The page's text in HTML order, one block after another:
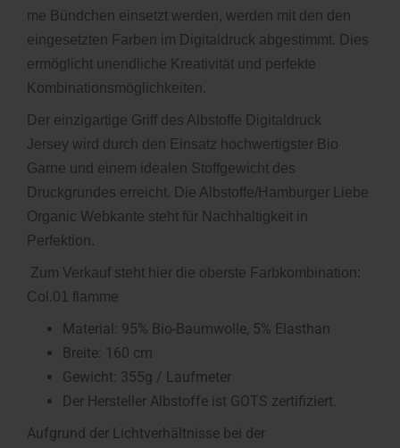
me Bündchen einsetzt werden, werden mit den den
eingesetzten Farben im Digitaldruck abgestimmt. Dies
ermöglicht unendliche Kreativität und perfekte
Kombinationsmöglichkeiten.
Der einzigartige Griff des Albstoffe Digitaldruck
Jersey wird durch den Einsatz hochwertigster Bio
Garne und einem idealen Stoffgewicht des
Druckgrundes erreicht. Die Albstoffe/Hamburger Liebe
Organic Webkante steht für Nachhaltigkeit in
Perfektion.
Zum Verkauf steht hier die oberste Farbkombination:
Col.01 flamme
Material: 95% Bio-Baumwolle, 5% Elasthan
Breite: 160 cm
Gewicht: 355g / Laufmeter
Der Hersteller Albstoffe ist GOTS zertifiziert.
Aufgrund der Lichtverhältnisse bei der